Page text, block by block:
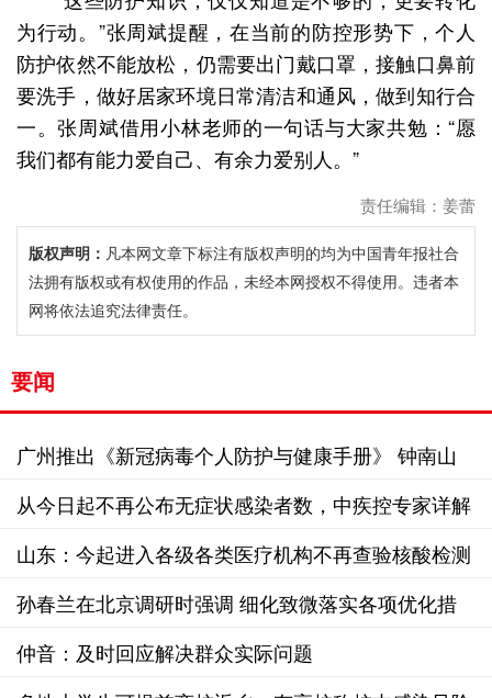
为行动。”张周斌提醒，在当前的防控形势下，个人
防护依然不能放松，仍需要出门戴口罩，接触口鼻前
要洗手，做好居家环境日常清洁和通风，做到知行合
一。张周斌借用小林老师的一句话与大家共勉：“愿
我们都有能力爱自己、有余力爱别人。”
责任编辑：姜蕾
版权声明： 凡本网文章下标注有版权声明的均为中国青年报社合
法拥有版权或有权使用的作品，未经本网授权不得使用。违者本
网将依法追究法律责任。
要闻
广州推出《新冠病毒个人防护与健康手册》 钟南山
作序
从今日起不再公布无症状感染者数，中疾控专家详解
原因
山东：今起进入各级各类医疗机构不再查验核酸检测
结果
孙春兰在北京调研时强调 细化致微落实各项优化措
施 确保疫情防控转段平稳有序
仲音：及时回应解决群众实际问题